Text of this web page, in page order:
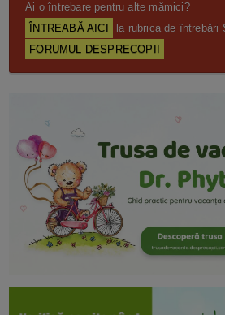
Ai o întrebare pentru alte mămici?
ÎNTREABĂ AICI
la rubrica de întrebări
FORUMUL DESPRECOPII